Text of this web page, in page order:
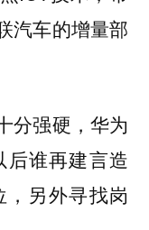
汽车的增量部
分强硬，华为
后谁再建言造
另外寻找岗